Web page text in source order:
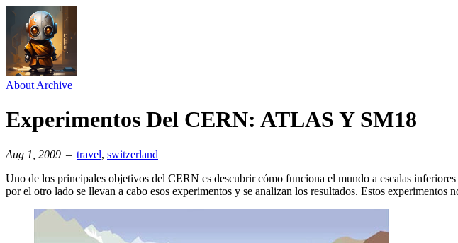
About Archive
Experimentos Del CERN: ATLAS Y SM18
Aug 1, 2009 – travel⁠, switzerland
Uno de los principales objetivos del CERN es descubrir cómo funciona el mundo a escalas
por el otro lado se llevan a cabo esos experimentos y se analizan los resultados. Estos experimentos